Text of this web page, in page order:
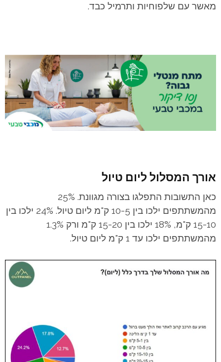
מאשר עם שלפוחיות ותרמיל כבד.
אורך המסלול ליום טיול
כאן התשובות התפלגו בצורה מגוונת. 25%
מהמשתתפים ילכו בין 10-5 ק"מ ליום טיול. 24% ילכו בין
15-10 ק"מ, 18% ילכו בין 15-20 ק"מ ורק 1.3%
מהמשתתפים ילכו עד 1 ק"מ ליום טיול.